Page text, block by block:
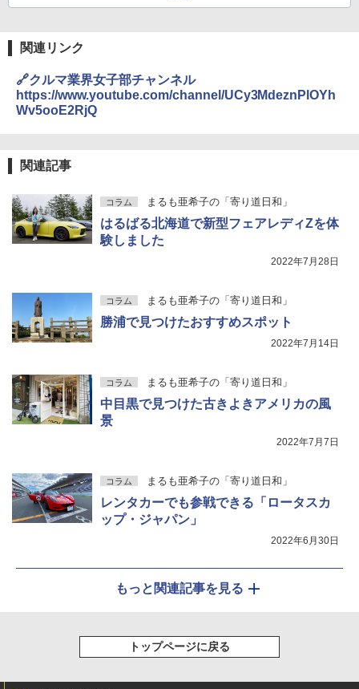
関連リンク
🔗クルマ業界女子部チャンネル
https://www.youtube.com/channel/UCy3MdeznPlOYh
Wv5ooE2RjQ
関連記事
コラム まるも亜希子の「寄り道日和」
はるばる北海道で新型フェアレディZを体
験しました
2022年7月28日
コラム まるも亜希子の「寄り道日和」
勝浦で見つけたおすすめスポット
2022年7月14日
コラム まるも亜希子の「寄り道日和」
中目黒で見つけた古きよきアメリカの風
景
2022年7月7日
コラム まるも亜希子の「寄り道日和」
レンタカーでも参戦できる「ロータスカ
ップ・ジャパン」
2022年6月30日
もっと関連記事を見る
トップページに戻る